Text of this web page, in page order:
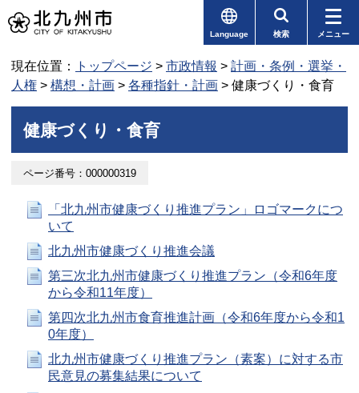
Language 検索 メニュー
現在位置： トップページ > 市政情報 > 計画・条例・選挙・
人権 > 構想・計画 > 各種指針・計画 > 健康づくり・食育
健康づくり・食育
ページ番号：000000319
「北九州市健康づくり推進プラン」ロゴマークにつ
いて
北九州市健康づくり推進会議
第三次北九州市健康づくり推進プラン（令和6年度
から令和11年度）
第四次北九州市食育推進計画（令和6年度から令和1
0年度）
北九州市健康づくり推進プラン（素案）に対する市
民意見の募集結果について